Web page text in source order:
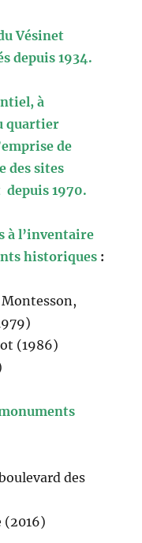
Vésinet
depuis 1934.
à
quartier
de
des sites
1970.
à l’inventaire
historiques :
(1986)
des
(2016)